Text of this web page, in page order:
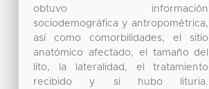
obtuvo información
sociodemográfica y antropométrica,
así como comorbilidades, el sitio
anatómico afectado, el tamaño del
lito, la lateralidad, el tratamiento
recibido y si hubo lituria.